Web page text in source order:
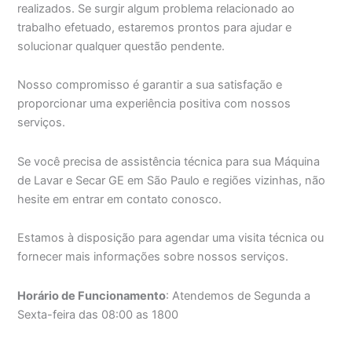
realizados. Se surgir algum problema relacionado ao
trabalho efetuado, estaremos prontos para ajudar e
solucionar qualquer questão pendente.
Nosso compromisso é garantir a sua satisfação e
proporcionar uma experiência positiva com nossos
serviços.
Se você precisa de assistência técnica para sua Máquina
de Lavar e Secar GE em São Paulo e regiões vizinhas, não
hesite em entrar em contato conosco.
Estamos à disposição para agendar uma visita técnica ou
fornecer mais informações sobre nossos serviços.
Horário de Funcionamento: Atendemos de Segunda a
Sexta-feira das 08:00 as 1800